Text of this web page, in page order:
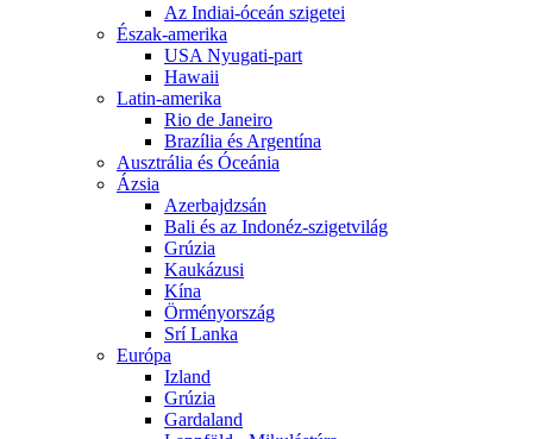
Az Indiai-óceán szigetei
Észak-amerika
USA Nyugati-part
Hawaii
Latin-amerika
Rio de Janeiro
Brazília és Argentína
Ausztrália és Óceánia
Ázsia
Azerbajdzsán
Bali és az Indonéz-szigetvilág
Grúzia
Kaukázusi
Kína
Örményország
Srí Lanka
Európa
Izland
Grúzia
Gardaland